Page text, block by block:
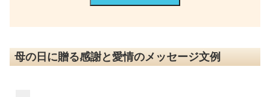
母の日に贈る感謝と愛情のメッセージ文例